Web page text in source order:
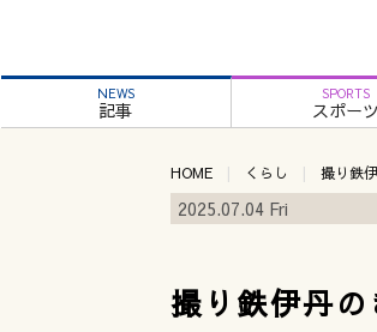
NEWS
記事
SPORTS
スポーツ
HOME くらし 撮り鉄
2025.07.04 Fri
撮り鉄伊丹